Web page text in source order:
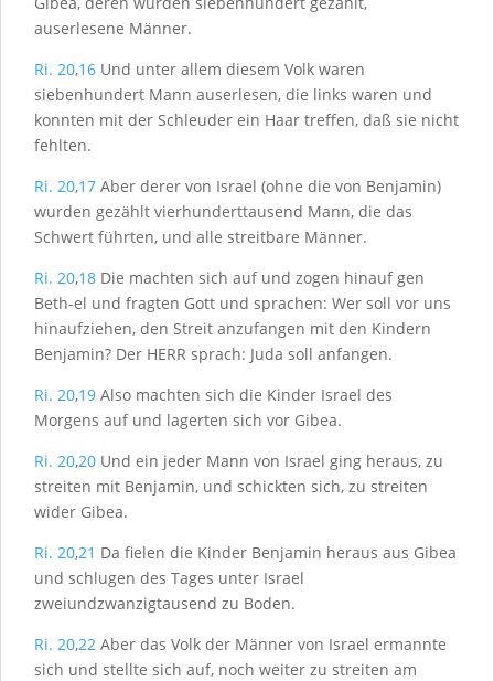
auserlesene Männer.
Ri. 20,16 Und unter allem diesem Volk waren
siebenhundert Mann auserlesen, die links waren und
konnten mit der Schleuder ein Haar treffen, daß sie nicht
fehlten.
Ri. 20,17 Aber derer von Israel (ohne die von Benjamin)
wurden gezählt vierhunderttausend Mann, die das
Schwert führten, und alle streitbare Männer.
Ri. 20,18 Die machten sich auf und zogen hinauf gen
Beth-el und fragten Gott und sprachen: Wer soll vor uns
hinaufziehen, den Streit anzufangen mit den Kindern
Benjamin? Der HERR sprach: Juda soll anfangen.
Ri. 20,19 Also machten sich die Kinder Israel des
Morgens auf und lagerten sich vor Gibea.
Ri. 20,20 Und ein jeder Mann von Israel ging heraus, zu
streiten mit Benjamin, und schickten sich, zu streiten
wider Gibea.
Ri. 20,21 Da fielen die Kinder Benjamin heraus aus Gibea
und schlugen des Tages unter Israel
zweiundzwanzigtausend zu Boden.
Ri. 20,22 Aber das Volk der Männer von Israel ermannte
sich und stellte sich auf, noch weiter zu streiten am